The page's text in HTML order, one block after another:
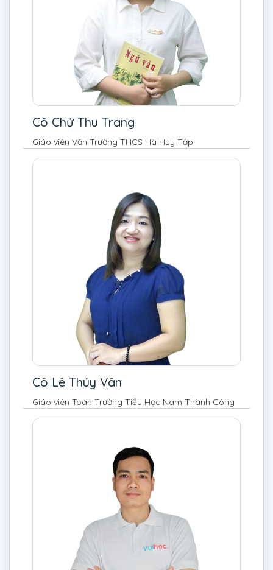
Cô Chử Thu Trang
Giáo viên Văn Trường THCS Hà Huy Tập
Cô Lê Thúy Vân
Giáo viên Toán Trường Tiểu Học Nam Thành Công